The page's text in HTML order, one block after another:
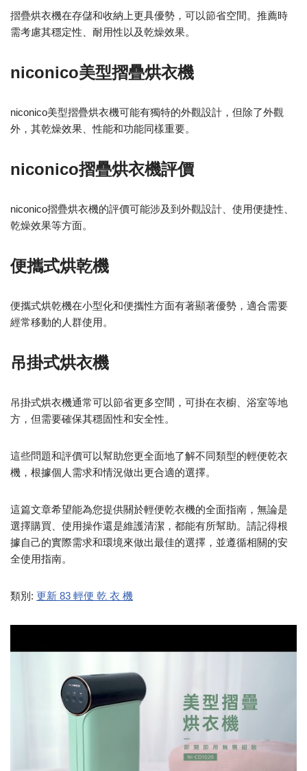
摺疊烘衣機在存儲和收納上更具優勢，可以節省空間。推薦時
需考慮其穩定性、耐用性以及乾燥效果。
niconico美型摺疊烘衣機
niconico美型摺疊烘衣機可能有獨特的外觀設計，但除了外觀
外，其乾燥效果、性能和功能同樣重要。
niconico摺疊烘衣機評價
niconico摺疊烘衣機的評價可能涉及到外觀設計、使用便捷性、
乾燥效果等方面。
便攜式烘乾機
便攜式烘乾機在小型化和便攜性方面有著顯著優勢，適合需要
經常移動的人群使用。
吊掛式烘衣機
吊掛式烘衣機通常可以節省更多空間，可掛在衣櫥、浴室等地
方，但需要確保其穩固性和安全性。
這些問題和評價可以幫助您更全面地了解不同類型的輕便乾衣
機，根據個人需求和情況做出更合適的選擇。
這篇文章希望能為您提供關於輕便乾衣機的全面指南，無論是
選擇購買、使用操作還是維護清潔，都能有所幫助。請記得根
據自己的實際需求和環境來做出最佳的選擇，並遵循相關的安
全使用指南。
類別: 更新 83 輕便 乾 衣 機